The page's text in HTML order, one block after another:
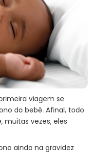
viagem se
do bebê. Afinal, todo
vezes, eles
ainda na gravidez